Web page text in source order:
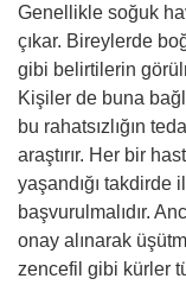
Genellikle soğuk
çıkar. Bireylerde
gibi belirtilerin
Kişiler de buna
bu rahatsızlığın
araştırır. Her bir
yaşandığı takdirde
başvurulmalıdır.
onay alınarak
zencefil gibi kürler